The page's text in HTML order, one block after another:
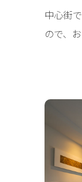
中心街
ので、